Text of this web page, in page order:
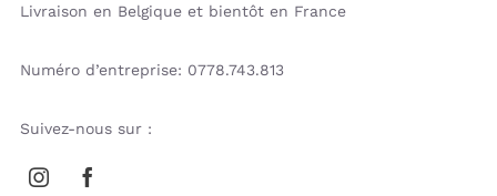
Livraison en Belgique et bientôt en France
Numéro d’entreprise: 0778.743.813
Suivez-nous sur :